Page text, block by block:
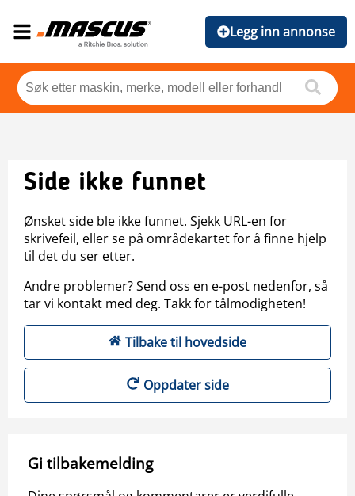
Legg inn annonse
Side ikke funnet
Ønsket side ble ikke funnet. Sjekk URL-en for
skrivefeil, eller se på områdekartet for å finne hjelp
til det du ser etter.
Andre problemer? Send oss en e-post nedenfor, så
tar vi kontakt med deg. Takk for tålmodigheten!
Tilbake til hovedside
Oppdater side
Gi tilbakemelding